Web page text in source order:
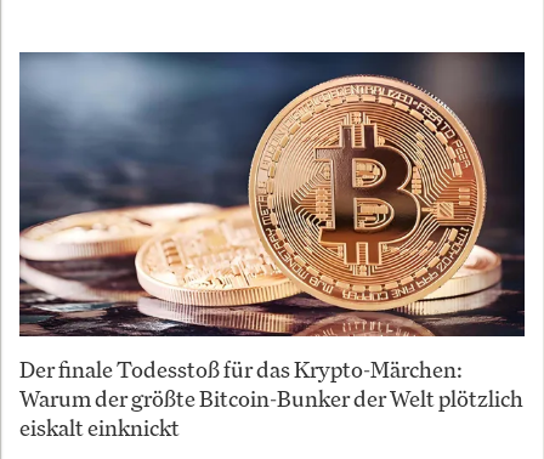
Der finale Todesstoß für das Krypto-Märchen:
Warum der größte Bitcoin-Bunker der Welt plötzlich
eiskalt einknickt